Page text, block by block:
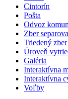
Cintorín
Pošta
Odvoz
Zber
Triedený
Úroveň
Galéria
Interaktívna
Interaktívna
Voľby